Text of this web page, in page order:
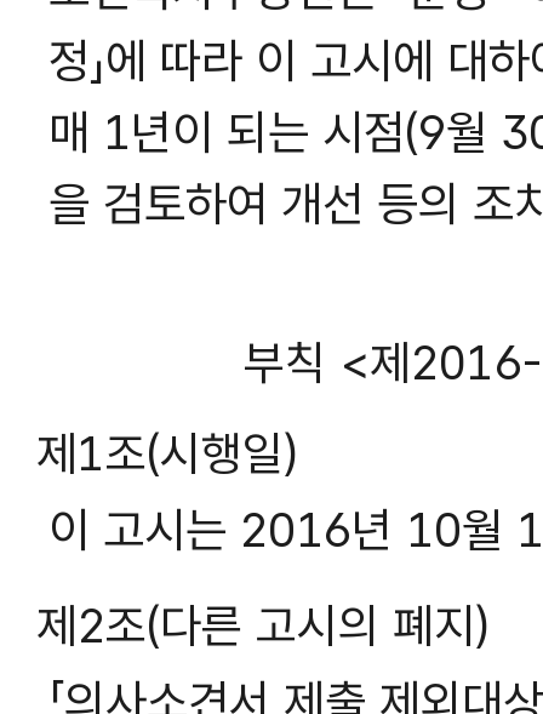
정」에 따라 이 고시에 대
매 1년이 되는 시점(9월
을 검토하여 개선 등의 조
부칙 <제
제1조(시행일)
이 고시는 2016년 10월
제2조(다른 고시의 폐지)
「의사소견서 제출 제외대